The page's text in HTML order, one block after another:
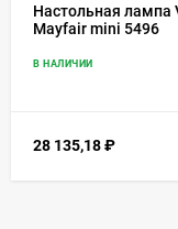
Настольная лампа
Mayfair mini 5496
В НАЛИЧИИ
28 135,18₽